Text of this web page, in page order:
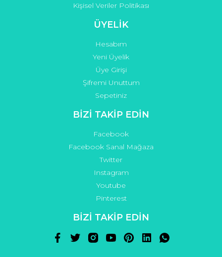
Kişisel Veriler Politikası
ÜYELİK
Hesabım
Yeni Üyelik
Üye Girişi
Şifremi Unuttum
Sepetiniz
BİZİ TAKİP EDİN
Facebook
Facebook Sanal Mağaza
Twitter
Instagram
Youtube
Pinterest
BİZİ TAKİP EDİN